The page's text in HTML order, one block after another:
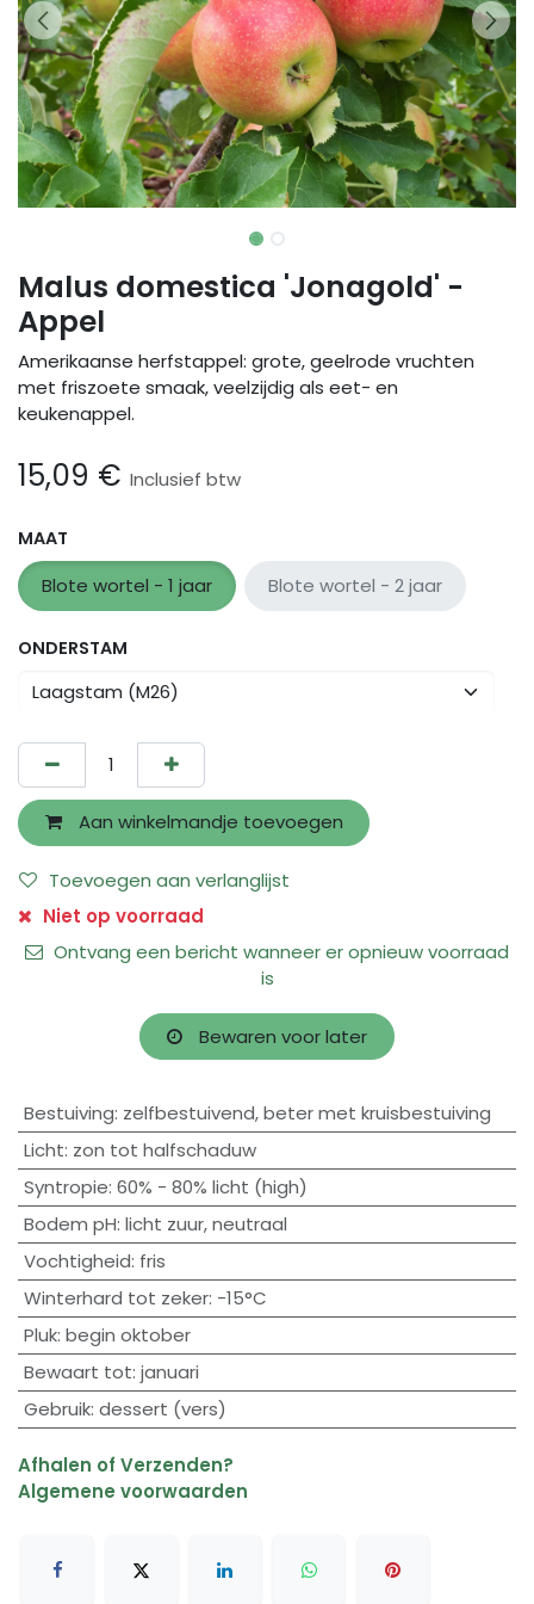
Malus domestica 'Jonagold' -
Appel
Amerikaanse herfstappel: grote, geelrode vruchten
met friszoete smaak, veelzijdig als eet- en
keukenappel.
15,09 € Inclusief btw
MAAT
Blote wortel - 1 jaar Blote wortel - 2 jaar
ONDERSTAM
Aan winkelmandje toevoegen
Toevoegen aan verlanglijst
Niet op voorraad
Ontvang een bericht wanneer er opnieuw voorraad
is
Bewaren voor later
Bestuiving: zelfbestuivend,beter met kruisbestuiving
Licht: zon tot halfschaduw
Syntropie: 60% - 80% licht (high)
Bodem pH: licht zuur,neutraal
Vochtigheid: fris
Winterhard tot zeker: -15°C
Pluk: begin oktober
Bewaart tot: januari
Gebruik: dessert (vers)
Afhalen of Verzenden?
Algemene voorwaarden